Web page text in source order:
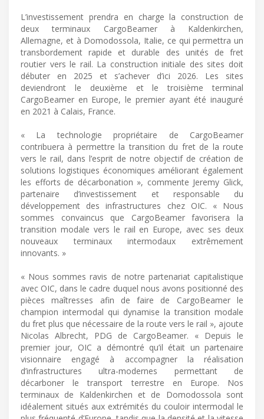
L’investissement prendra en charge la construction de
deux terminaux CargoBeamer à Kaldenkirchen,
Allemagne, et à Domodossola, Italie, ce qui permettra un
transbordement rapide et durable des unités de fret
routier vers le rail. La construction initiale des sites doit
débuter en 2025 et s’achever d’ici 2026. Les sites
deviendront le deuxième et le troisième terminal
CargoBeamer en Europe, le premier ayant été inauguré
en 2021 à Calais, France.
« La technologie propriétaire de CargoBeamer
contribuera à permettre la transition du fret de la route
vers le rail, dans l’esprit de notre objectif de création de
solutions logistiques économiques améliorant également
les efforts de décarbonation », commente Jeremy Glick,
partenaire d’investissement et responsable du
développement des infrastructures chez OIC. « Nous
sommes convaincus que CargoBeamer favorisera la
transition modale vers le rail en Europe, avec ses deux
nouveaux terminaux intermodaux extrêmement
innovants. »
« Nous sommes ravis de notre partenariat capitalistique
avec OIC, dans le cadre duquel nous avons positionné des
pièces maîtresses afin de faire de CargoBeamer le
champion intermodal qui dynamise la transition modale
du fret plus que nécessaire de la route vers le rail », ajoute
Nicolas Albrecht, PDG de CargoBeamer. « Depuis le
premier jour, OIC a démontré qu’il était un partenaire
visionnaire engagé à accompagner la réalisation
d’infrastructures ultra-modernes permettant de
décarboner le transport terrestre en Europe. Nos
terminaux de Kaldenkirchen et de Domodossola sont
idéalement situés aux extrémités du couloir intermodal le